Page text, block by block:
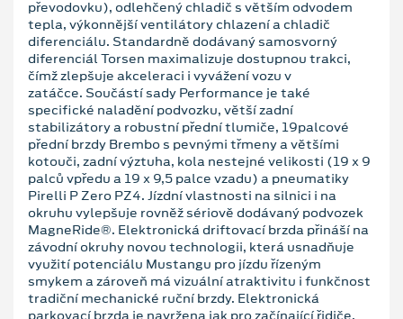
převodovku), odlehčený chladič s větším odvodem
tepla, výkonnější ventilátory chlazení a chladič
diferenciálu. Standardně dodávaný samosvorný
diferenciál Torsen maximalizuje dostupnou trakci,
čímž zlepšuje akceleraci i vyvážení vozu v
zatáčce. Součástí sady Performance je také
specifické naladění podvozku, větší zadní
stabilizátory a robustní přední tlumiče, 19palcové
přední brzdy Brembo s pevnými třmeny a většími
kotouči, zadní výztuha, kola nestejné velikosti (19 x 9
palců vpředu a 19 x 9,5 palce vzadu) a pneumatiky
Pirelli P Zero PZ4. Jízdní vlastnosti na silnici i na
okruhu vylepšuje rovněž sériově dodávaný podvozek
MagneRide®. Elektronická driftovací brzda přináší na
závodní okruhy novou technologii, která usnadňuje
využití potenciálu Mustangu pro jízdu řízeným
smykem a zároveň má vizuální atraktivitu i funkčnost
tradiční mechanické ruční brzdy. Elektronická
parkovací brzda je navržena jak pro začínající řidiče,